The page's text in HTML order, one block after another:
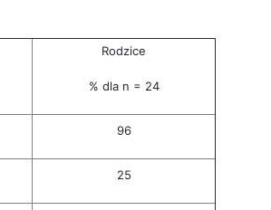
Rodzice
% dla n = 24
96
25